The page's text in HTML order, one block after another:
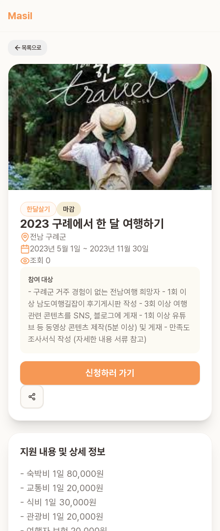
Masil
목록으로
한달살기 마감
2023 구례에서 한 달 여행하기
전남 구례군
2023년 5월 1일 ~ 2023년 11월 30일
조회 0
참여 대상
- 구례군 거주 경험이 없는 전남여행 희망자 - 1회 이
상 남도여행길잡이 후기게시판 작성 - 3회 이상 여행
관련 콘텐츠를 SNS, 블로그에 게재 - 1회 이상 유튜
브 등 동영상 콘텐츠 제작(5분 이상) 및 게재 - 만족도
조사서식 작성 (자세한 내용 서류 참고)
신청하러 가기
지원 내용 및 상세 정보
- 숙박비 1일 80,000원
- 교통비 1일 20,000원
- 식비 1일 30,000원
- 관광비 1일 20,000원